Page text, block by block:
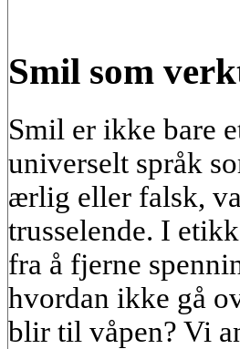
Smil som
Smil er ikke bare
universelt språk
ærlig eller falsk,
trusselende. I
fra å fjerne
hvordan ikke gå
blir til våpen? Vi